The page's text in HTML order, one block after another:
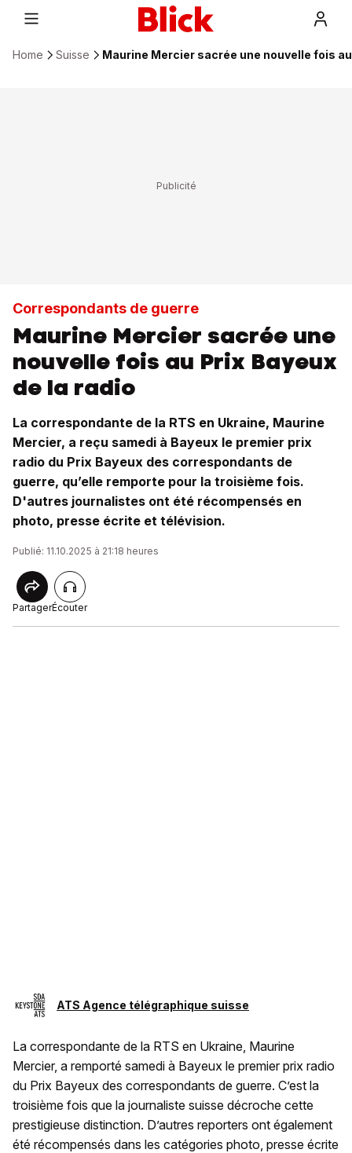
Home Suisse Maurine Mercier sacrée une nouvelle fois
Correspondants de guerre
Maurine Mercier sacrée une
nouvelle fois au Prix Bayeux
de la radio
La correspondante de la RTS en Ukraine, Maurine
Mercier, a reçu samedi à Bayeux le premier prix
radio du Prix Bayeux des correspondants de
guerre, qu’elle remporte pour la troisième fois.
D'autres journalistes ont été récompensés en
photo, presse écrite et télévision.
Publié: 11.10.2025 à 21:18 heures
PartagerÉcouter
ATS Agence télégraphique suisse
La correspondante de la RTS en Ukraine, Maurine
Mercier, a remporté samedi à Bayeux le premier prix radio
du Prix Bayeux des correspondants de guerre. C’est la
troisième fois que la journaliste suisse décroche cette
prestigieuse distinction. D’autres reporters ont également
été récompensés dans les catégories photo, presse écrite